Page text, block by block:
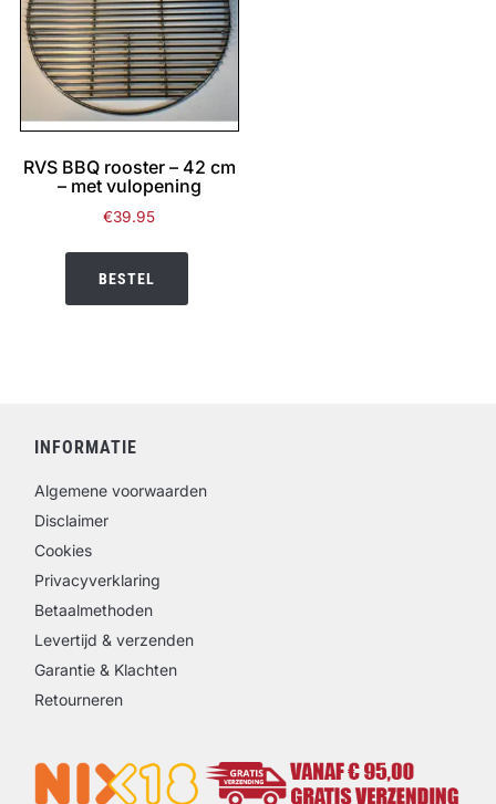
RVS BBQ rooster – 42 cm
– met vulopening
€39.95
BESTEL
INFORMATIE
Algemene voorwaarden
Disclaimer
Cookies
Privacyverklaring
Betaalmethoden
Levertijd & verzenden
Garantie & Klachten
Retourneren